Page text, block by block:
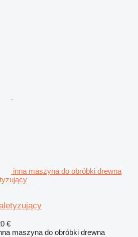
inna maszyna do obróbki drewna
€
maszyna do obróbki drewna